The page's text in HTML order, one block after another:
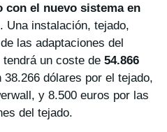
con el nuevo sistema en
. Una instalación, tejado,
las adaptaciones del
un coste de 54.866
38.266 dólares por el tejado,
y 8.500 euros por las
del tejado.